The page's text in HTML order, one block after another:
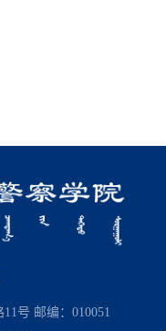
号 邮编：010051